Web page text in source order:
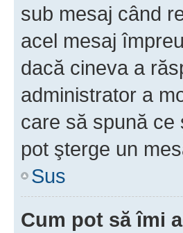
sub mesaj când
acel mesaj
dacă cineva a
administrator a
care să spună ce
pot şterge un
Sus
Cum pot să îmi